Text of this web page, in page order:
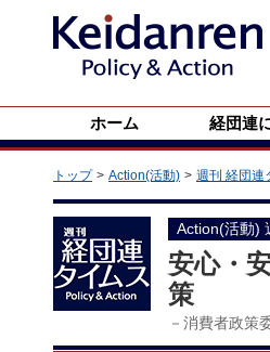
ホーム 経団連
トップ Action(活動) 週刊 経団連
Action(活動)
安心・
策
－消費者政策